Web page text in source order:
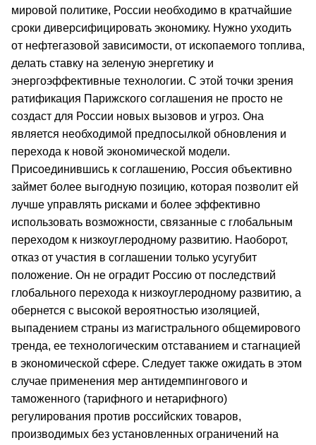
мировой политике, России необходимо в кратчайшие
сроки диверсифицировать экономику. Нужно уходить
от нефтегазовой зависимости, от ископаемого топлива,
делать ставку на зеленую энергетику и
энергоэффективные технологии. С этой точки зрения
ратификация Парижского соглашения не просто не
создаст для России новых вызовов и угроз. Она
является необходимой предпосылкой обновления и
перехода к новой экономической модели.
Присоединившись к соглашению, Россия объективно
займет более выгодную позицию, которая позволит ей
лучше управлять рисками и более эффективно
использовать возможности, связанные с глобальным
переходом к низкоуглеродному развитию. Наоборот,
отказ от участия в соглашении только усугубит
положение. Он не оградит Россию от последствий
глобального перехода к низкоуглеродному развитию, а
обернется с высокой вероятностью изоляцией,
выпадением страны из магистрального общемирового
тренда, ее технологическим отставанием и стагнацией
в экономической сфере. Следует также ожидать в этом
случае применения мер антидемпингового и
таможенного (тарифного и нетарифного)
регулирования против российских товаров,
производимых без установленных ограничений на